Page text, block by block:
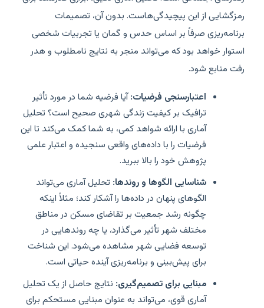
رمزگشایی از این پیچیدگی‌هاست. بدون آن، تصمیمات
برنامه‌ریزی صرفاً بر اساس حدس و گمان یا تجربیات شخصی
استوار خواهد بود که می‌تواند منجر به نتایج نامطلوب و هدر
رفت منابع شود.
اعتبارسنجی فرضیات:آیا فرضیه شما در مورد تأثیر
ترافیک بر کیفیت زندگی شهری صحیح است؟ تحلیل
آماری با ارائه شواهد کمی، به شما کمک می‌کند تا این
فرضیات را با داده‌های واقعی سنجیده و اعتبار علمی
پژوهش خود را بالا ببرید.
شناسایی الگوها و روندها:تحلیل آماری می‌تواند
الگوهای پنهان در داده‌ها را آشکار کند؛ مثلاً اینکه
چگونه رشد جمعیت بر تقاضای مسکن در مناطق
مختلف شهر تأثیر می‌گذارد، یا چه روندهایی در
توسعه فضایی شهر مشاهده می‌شود. این شناخت
برای پیش‌بینی و برنامه‌ریزی آینده حیاتی است.
مبنایی برای تصمیم‌گیری:نتایج حاصل از یک تحلیل
آماری قوی، می‌تواند به عنوان مبنایی مستحکم برای